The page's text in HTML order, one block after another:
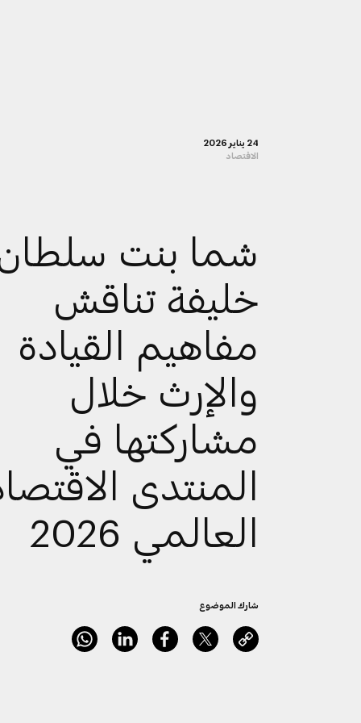
24 يناير 2026
الاقتصاد
شما بنت
خليفة تناقش
مفاهيم القيادة
والإرث خلال
مشاركتها في
المنتدى
العالمي 2026
شارك الموضوع